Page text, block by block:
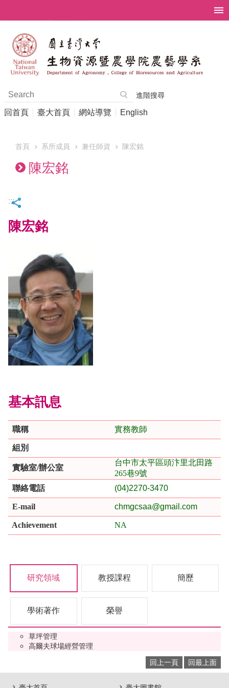
進階搜尋
回首頁 臺大首頁 網站導覽 English
首頁 系所成員 兼任師資 陳宏銘
陳宏銘
:::
陳宏銘
基本訊息
職稱 實務教師
組別
實驗室/辦公室
台中市太平區頭汴里北田路
265巷9號
聯絡電話
(04)2270-3470
E-mail chmgcsaa@gmail.com
Achievement NA
研究領域 教授課程 簡歷
學術著作 榮譽
草坪管理
高爾夫球場經營管理
回上一頁 回最上面